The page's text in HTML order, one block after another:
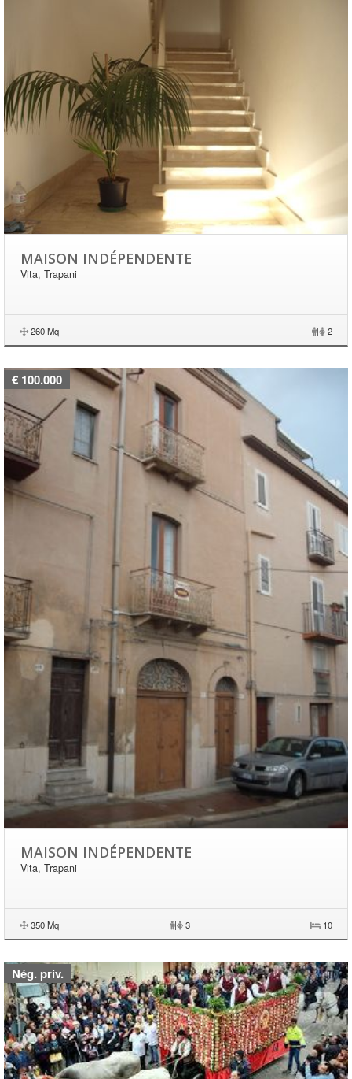
MAISON INDÉPENDENTE
Vita, Trapani
260 Mq | 2
€ 100.000
MAISON INDÉPENDENTE
Vita, Trapani
350 Mq | 3 10
Nég. priv.